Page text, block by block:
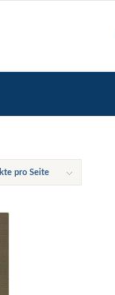
pro Seite